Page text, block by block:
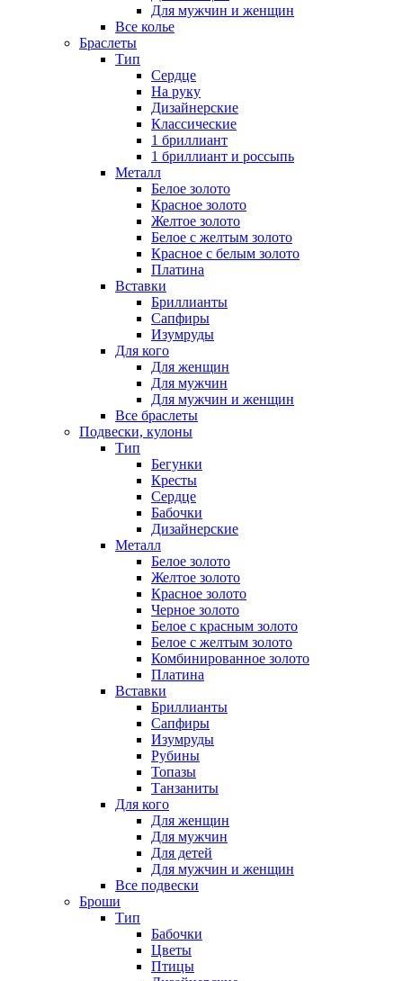
Для мужчин и женщин
Все колье
Браслеты
Тип
Сердце
На руку
Дизайнерские
Классические
1 бриллиант
1 бриллиант и россыпь
Металл
Белое золото
Красное золото
Желтое золото
Белое с желтым золото
Красное с белым золото
Платина
Вставки
Бриллианты
Сапфиры
Изумруды
Для кого
Для женщин
Для мужчин
Для мужчин и женщин
Все браслеты
Подвески, кулоны
Тип
Бегунки
Кресты
Сердце
Бабочки
Дизайнерские
Металл
Белое золото
Желтое золото
Красное золото
Черное золото
Белое с красным золото
Белое с желтым золото
Комбинированное золото
Платина
Вставки
Бриллианты
Сапфиры
Изумруды
Рубины
Топазы
Танзаниты
Для кого
Для женщин
Для мужчин
Для детей
Для мужчин и женщин
Все подвески
Броши
Тип
Бабочки
Цветы
Птицы